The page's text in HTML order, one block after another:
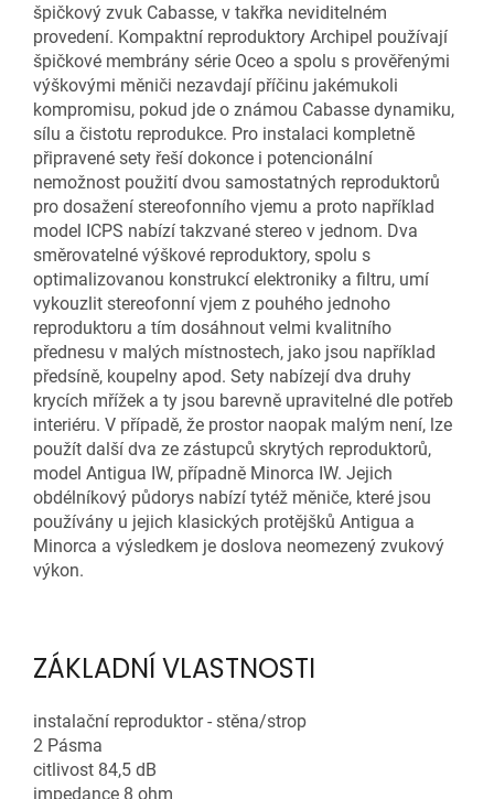
špičkový zvuk Cabasse, v takřka neviditelném
provedení. Kompaktní reproduktory Archipel používají
špičkové membrány série Oceo a spolu s prověřenými
výškovými měniči nezavdají příčinu jakémukoli
kompromisu, pokud jde o známou Cabasse dynamiku,
sílu a čistotu reprodukce. Pro instalaci kompletně
připravené sety řeší dokonce i potencionální
nemožnost použití dvou samostatných reproduktorů
pro dosažení stereofonního vjemu a proto například
model ICPS nabízí takzvané stereo v jednom. Dva
směrovatelné výškové reproduktory, spolu s
optimalizovanou konstrukcí elektroniky a filtru, umí
vykouzlit stereofonní vjem z pouhého jednoho
reproduktoru a tím dosáhnout velmi kvalitního
přednesu v malých místnostech, jako jsou například
předsíně, koupelny apod. Sety nabízejí dva druhy
krycích mřížek a ty jsou barevně upravitelné dle potřeb
interiéru. V případě, že prostor naopak malým není, lze
použít další dva ze zástupců skrytých reproduktorů,
model Antigua IW, případně Minorca IW. Jejich
obdélníkový půdorys nabízí tytéž měniče, které jsou
používány u jejich klasických protějšků Antigua a
Minorca a výsledkem je doslova neomezený zvukový
výkon.
ZÁKLADNÍ VLASTNOSTI
instalační reproduktor - stěna/strop
2 Pásma
citlivost 84,5 dB
impedance 8 ohm